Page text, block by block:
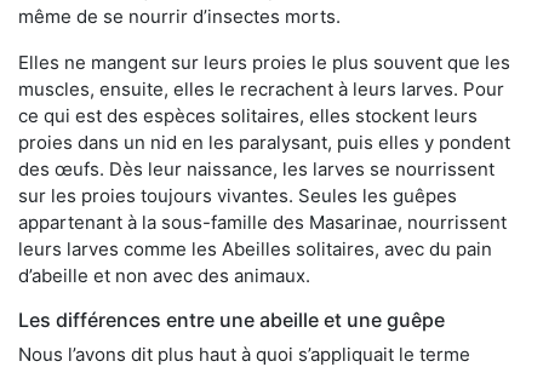
même de se nourrir d’insectes morts.
Elles ne mangent sur leurs proies le plus souvent que les
muscles, ensuite, elles le recrachent à leurs larves. Pour
ce qui est des espèces solitaires, elles stockent leurs
proies dans un nid en les paralysant, puis elles y pondent
des œufs. Dès leur naissance, les larves se nourrissent
sur les proies toujours vivantes. Seules les guêpes
appartenant à la sous-famille des Masarinae, nourrissent
leurs larves comme les Abeilles solitaires, avec du pain
d’abeille et non avec des animaux.
Les différences entre une abeille et une guêpe
Nous l’avons dit plus haut à quoi s’appliquait le terme